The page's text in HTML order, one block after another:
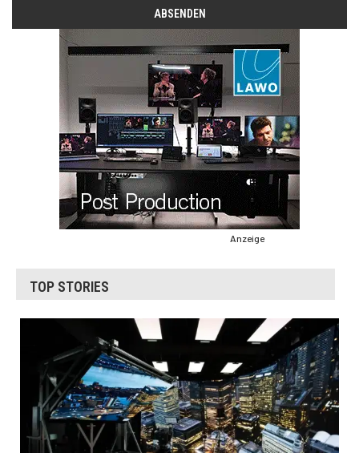
Anzeige
TOP STORIES